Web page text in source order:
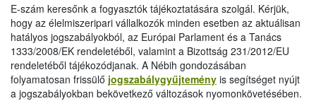
E-szám keresőnk a fogyasztók tájékoztatására szolgál. Kérjük,
hogy az élelmiszeripari vállalkozók minden esetben az aktuálisan
hatályos jogszabályokból, az Európai Parlament és a Tanács
1333/2008/EK rendeletéből, valamint a Bizottság 231/2012/EU
rendeletéből tájékozódjanak. A Nébih gondozásában
folyamatosan frissülő jogszabálygyűjtemény is segítséget nyújt
a jogszabályokban bekövetkező változások nyomonkövetésében.